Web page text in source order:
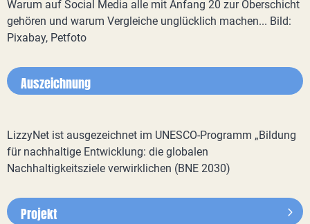
Warum auf Social Media alle mit Anfang 20 zur Oberschicht
gehören und warum Vergleiche unglücklich machen... Bild:
Pixabay, Petfoto
Auszeichnung
LizzyNet ist ausgezeichnet im UNESCO-Programm „Bildung
für nachhaltige Entwicklung: die globalen
Nachhaltigkeitsziele verwirklichen (BNE 2030)
Projekt